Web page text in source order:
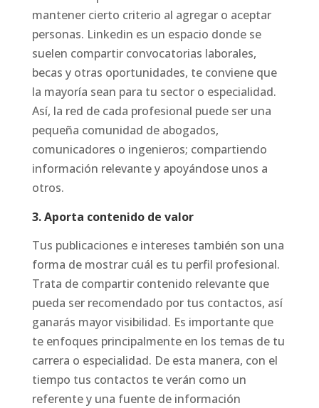
mantener cierto criterio al agregar o aceptar
personas. Linkedin es un espacio donde se
suelen compartir convocatorias laborales,
becas y otras oportunidades, te conviene que
la mayoría sean para tu sector o especialidad.
Así, la red de cada profesional puede ser una
pequeña comunidad de abogados,
comunicadores o ingenieros; compartiendo
información relevante y apoyándose unos a
otros.
3. Aporta contenido de valor
Tus publicaciones e intereses también son una
forma de mostrar cuál es tu perfil profesional.
Trata de compartir contenido relevante que
pueda ser recomendado por tus contactos, así
ganarás mayor visibilidad. Es importante que
te enfoques principalmente en los temas de tu
carrera o especialidad. De esta manera, con el
tiempo tus contactos te verán como un
referente y una fuente de información